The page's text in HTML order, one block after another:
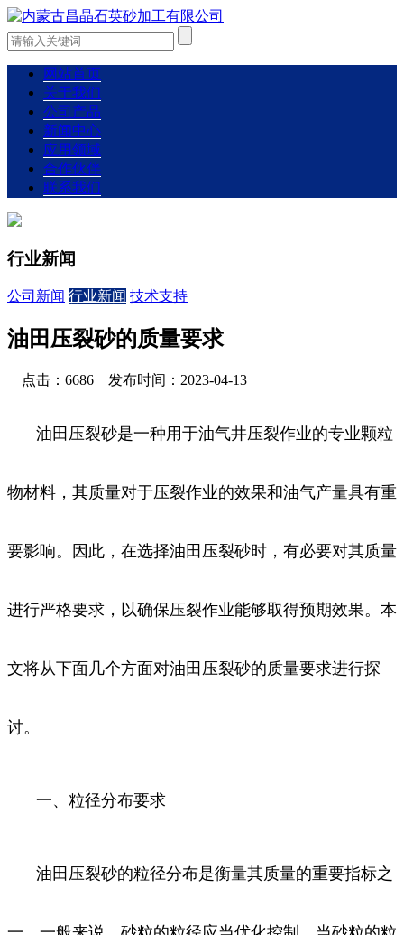
网站首页
关于我们
公司产品
新闻中心
应用领域
合作伙伴
联系我们
行业新闻
公司新闻 行业新闻 技术支持
油田压裂砂的质量要求
点击：6686 发布时间：2023-04-13
油田压裂砂是一种用于油气井压裂作业的专业颗粒
物材料，其质量对于压裂作业的效果和油气产量具有重
要影响。因此，在选择油田压裂砂时，有必要对其质量
进行严格要求，以确保压裂作业能够取得预期效果。本
文将从下面几个方面对油田压裂砂的质量要求进行探
讨。
一、粒径分布要求
油田压裂砂的粒径分布是衡量其质量的重要指标之